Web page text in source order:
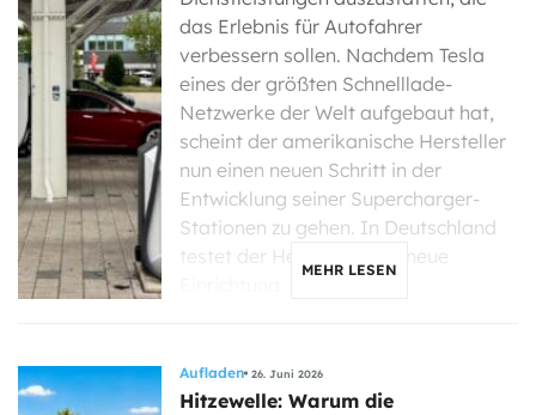
das Erlebnis für Autofahrer
verbessern sollen. Nachdem Tesla
eines der größten Schnelllade-
Netzwerke der Welt aufgebaut hat,
scheint der amerikanische Hersteller
nun einen neuen Schritt in der
Entwicklung seiner Supercharger-
Stationen zu gehen. In Deutschland
testet der Hersteller eine neue
MEHR LESEN
Aufladen 26. Juni 2026
Hitzewelle: Warum die